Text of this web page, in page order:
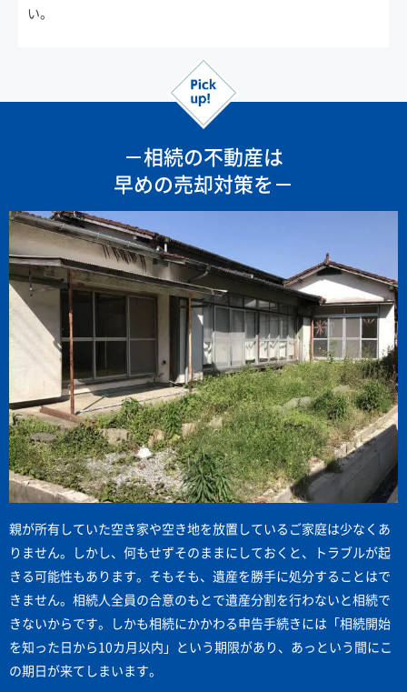
い。
－相続の不動産は
早めの売却対策を－
親が所有していた空き家や空き地を放置しているご家庭は少なくあ
りません。しかし、何もせずそのままにしておくと、トラブルが起
きる可能性もあります。そもそも、遺産を勝手に処分することはで
きません。相続人全員の合意のもとで遺産分割を行わないと相続で
きないからです。しかも相続にかかわる申告手続きには「相続開始
を知った日から10カ月以内」という期限があり、あっという間にこ
の期日が来てしまいます。